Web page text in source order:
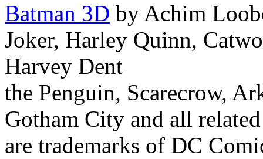
Batman 3D by Achim
Joker, Harley Quinn,
Harvey Dent
the Penguin, Scarecrow,
Gotham City and all
are trademarks of DC